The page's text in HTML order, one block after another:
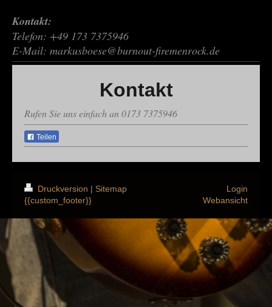
Kontakt:
Telefon: +49 173 7375946
E-Mail: markusboese@burnout-firemenrock.de
Kontakt
Rufen Sie uns einfach an 0173 7375946
Teilen
Druckversion | Sitemap
{{custom_footer}}
Login
Webansicht